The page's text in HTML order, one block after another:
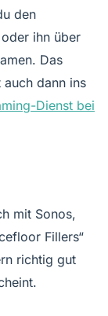
den
ihn über
Das
dann ins
Dienst bei
mit Sonos,
Fillers“
richtig gut